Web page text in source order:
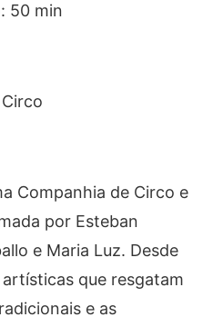
50 min
Companhia de Circo e
por Esteban
e Maria Luz. Desde
que resgatam
e as